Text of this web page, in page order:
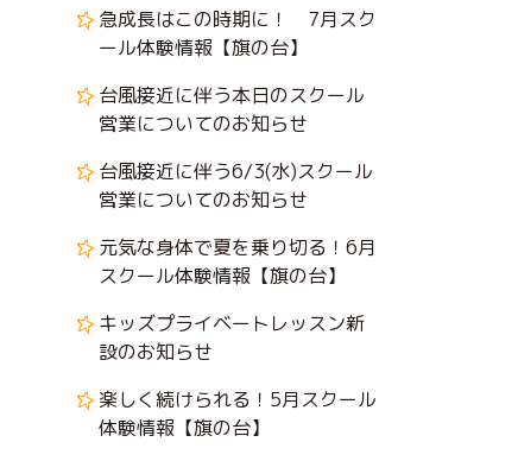
急成長はこの時期に！ 7月スク
ール体験情報【旗の台】
台風接近に伴う本日のスクール
営業についてのお知らせ
台風接近に伴う6/3(水)スクール
営業についてのお知らせ
元気な身体で夏を乗り切る！6月
スクール体験情報【旗の台】
キッズプライベートレッスン新
設のお知らせ
楽しく続けられる！5月スクール
体験情報【旗の台】